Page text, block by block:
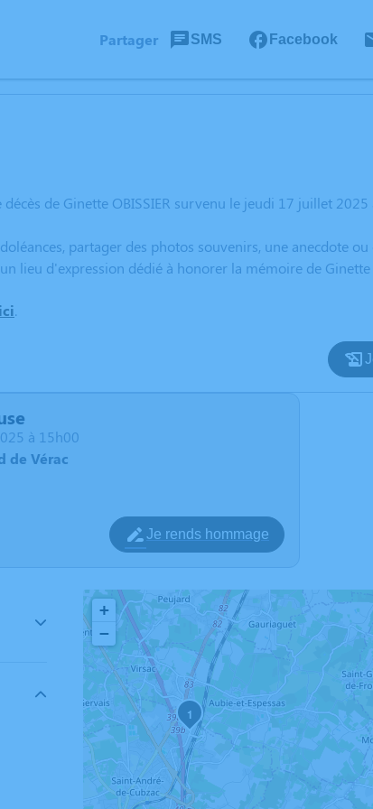
Partager SMS Facebook
de Ginette OBISSIER survenu le jeudi 17 juillet 2025
partager des photos souvenirs, une anecdote
lieu d'expression dédié à honorer la mémoire de Ginette
.
à 15h00
de Vérac
Je rends hommage
1
+
−